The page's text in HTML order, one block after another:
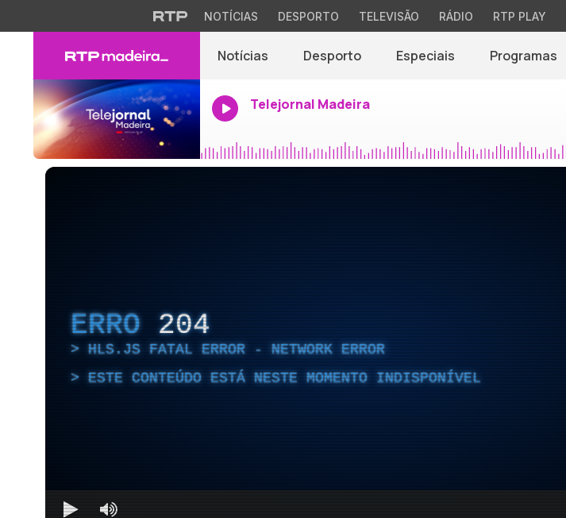
NOTÍCIAS DESPORTO TELEVISÃO RÁDIO RTP PLAY
Notícias Desporto Especiais Programas
Telejornal Madeira
ERRO 204
HLS.JS FATAL ERROR - NETWORK ERROR
ESTE CONTEÚDO ESTÁ NESTE MOMENTO INDISPONÍVEL